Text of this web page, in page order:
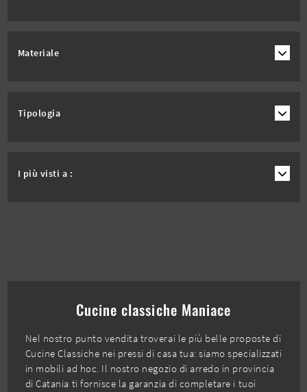
Materiale
Tipologia
I più visti a :
Cucine classiche Maniace
Nel nostro punto vendita troverai le più belle proposte di
Cucine Classiche nei pressi di casa tua: siamo specializzati
in mobili ad hoc. Il nostro negozio di arredo in provincia
di Catania ti fornisce la garanzia di completare i tuoi